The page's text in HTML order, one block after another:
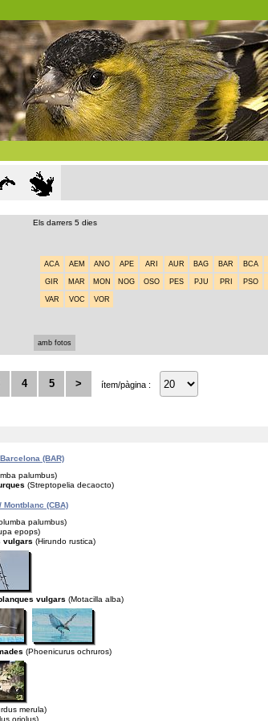
Els darrers 5 dies
ACA AEM ANO APE ARI AUR BAG BAR BCA
GIR MAR MON NOG OSO PES PJU PRI PSO
VAR VOC VOR
amb fotos
4 5 > ítem/pàgina :
(BAR)
palumbus)
(Streptopelia decaocto)
Montblanc (CBA)
palumbus)
epops)
vulgars (Hirundo rustica)
vulgars (Motacilla alba)
(Phoenicurus ochruros)
merula)
oriolus)